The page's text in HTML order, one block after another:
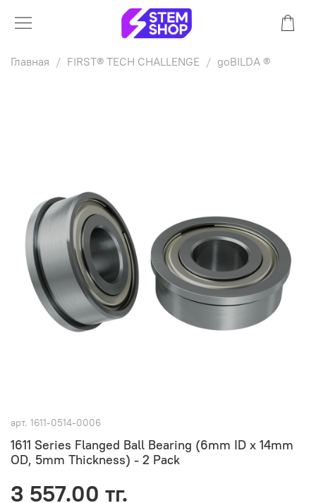
Главная FIRST® TECH CHALLENGE goBILDA ®
арт. 1611-0514-0006
1611 Series Flanged Ball Bearing (6mm ID x 14mm
OD, 5mm Thickness) - 2 Pack
3 557.00 тг.